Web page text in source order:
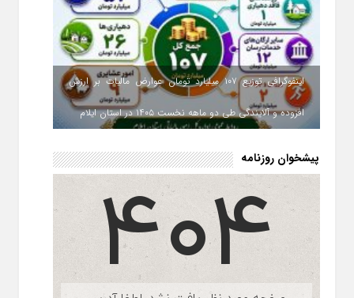
اینفوگرافی توزیع ۱۰۷ میلیارد تومان عوارض مالیات بر ارزش
افزوده و آلایندگی طی دو ماهه نخست ۱۴۰۵ در استان ایلام
پیشخوان روزنامه